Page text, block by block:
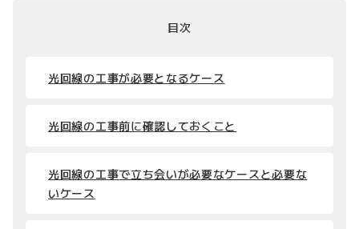
目次
光回線の工事が必要となるケース
光回線の工事前に確認しておくこと
光回線の工事で立ち会いが必要なケースと必要な
いケース